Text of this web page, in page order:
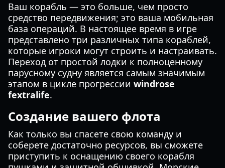
Ваш корабль — это больше, чем просто
средство передвижения; это ваша мобильная
база операций. В настоящее время в игре
представлено три различных типа кораблей,
которые игроки могут строить и настраивать.
Переход от простой лодки к полноценному
парусному судну является самым значимым
этапом в цикле прогрессии windrose
fextralife.
Создание вашего флота
Как только вы спасете свою команду и
соберете достаточно ресурсов, вы сможете
приступить к оснащению своего корабля